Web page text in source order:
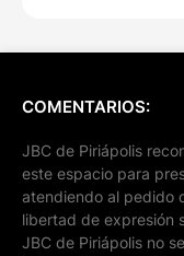
COMENTARIOS:
JBC de Piriápolis
este espacio para
atendiendo al pedido
libertad de expresión
JBC de Piriápolis no